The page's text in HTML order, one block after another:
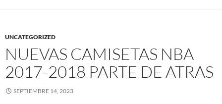
UNCATEGORIZED
NUEVAS CAMISETAS NBA
2017-2018 PARTE DE ATRAS
SEPTIEMBRE 14, 2023